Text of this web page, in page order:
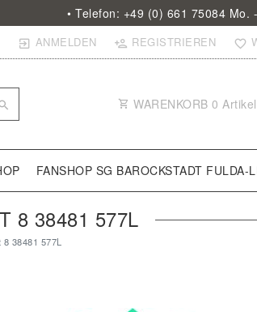
• Telefon: +49 (0) 661 75084 Mo.
ANMELDEN REGISTRIEREN
WARENKORB 0
FANSHOP SG BAROCKSTADT FULDA-
8 38481 577L
38481 577L